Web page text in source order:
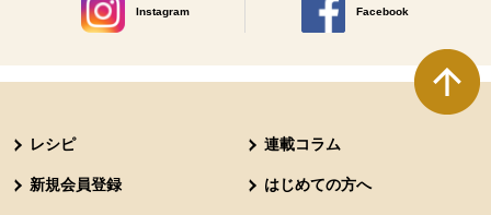
Instagram
別のウィンドウで開きます。
Facebook
別のウィンドウで開きます
レシピ 連載コラム
新規会員登録 はじめての方へ